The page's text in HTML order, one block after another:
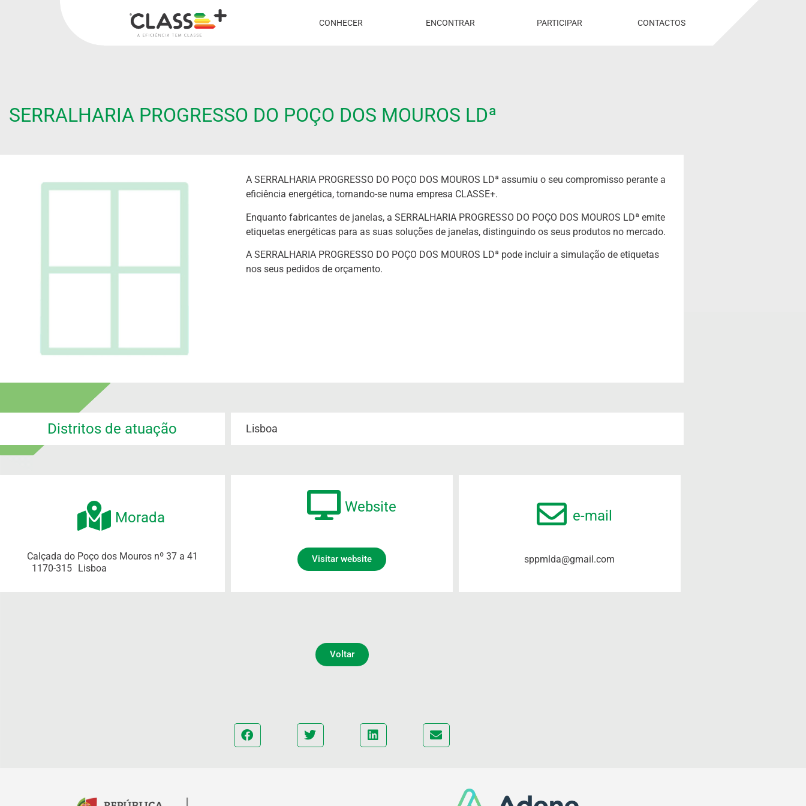
CONHECER ENCONTRAR PARTICIPAR CONTACTOS
SERRALHARIA PROGRESSO DO POÇO DOS MOUROS LDª
A SERRALHARIA PROGRESSO DO POÇO DOS MOUROS LDª assumiu o seu compromisso perante a
eficiência energética, tornando-se numa empresa CLASSE+.
Enquanto fabricantes de janelas, a SERRALHARIA PROGRESSO DO POÇO DOS MOUROS LDª emite
etiquetas energéticas para as suas soluções de janelas, distinguindo os seus produtos no mercado.
A SERRALHARIA PROGRESSO DO POÇO DOS MOUROS LDª pode incluir a simulação de etiquetas
nos seus pedidos de orçamento.
Distritos de atuação Lisboa
Morada
Calçada do Poço dos Mouros nº 37 a 41
1170-315
Lisboa
Website
Visitar website
e-mail
sppmlda@gmail.com
Voltar